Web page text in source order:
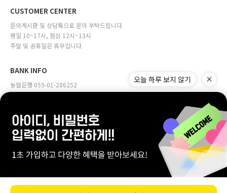
CUSTOMER CENTER
문의게시판 및 상담톡으로 문의 부탁드립니다.
평일 10~17시, 점심 12시~13시
주말 및 공휴일은 휴무입니다.
BANK INFO
농협은행 059-01-286252
예금주 (주)다원물산
company:주식회사 다원물산 | owner:정근용
Address:서울특별시 마포구 월드컵로 31, 4층(합정동, 오벨리움빌딩)
Online sales license:서대문구청 제2002-00028호
Business license:111-81-29892[사업자번호확인]
오늘 하루 보지 않기